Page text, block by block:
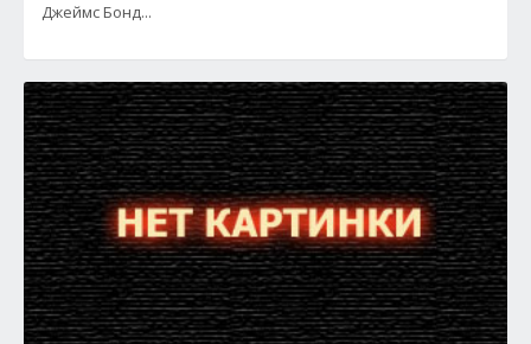
Джеймс Бонд...